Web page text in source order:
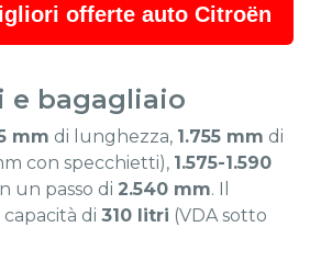
offerte auto Citroën
e bagagliaio
mm di lunghezza, 1.755 mm di
con specchietti), 1.575-1.590
un passo di 2.540 mm. Il
di 310 litri (VDA sotto